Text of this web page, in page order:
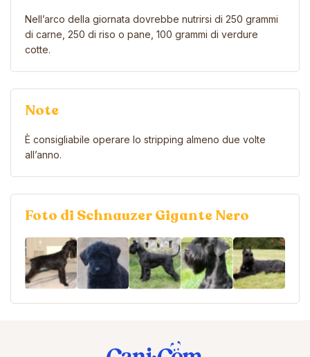
Nell’arco della giornata dovrebbe nutrirsi di 250 grammi
di carne, 250 di riso o pane, 100 grammi di verdure
cotte.
Note
È consigliabile operare lo stripping almeno due volte
all’anno.
Foto di Schnauzer Gigante Nero